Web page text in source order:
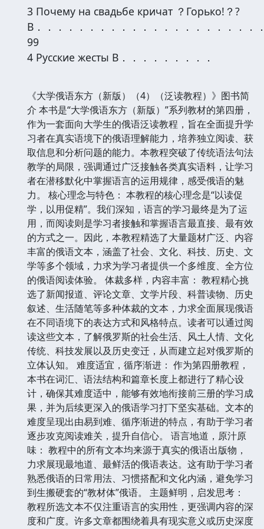
3 Почему на свадьбе кричат ？Горько!？?
B．．．．．．．．．．．．．．．．．．．．．
99
4 Русские жесты B．．．．．．．．．
《大学俄语东方（新版）（4）（泛读教程）》图书简
介 本书是“大学俄语东方（新版）”系列教材的第四册，
作为一套面向大学生的俄语泛读教程，旨在全面提升学
习者在真实语境下的俄语理解能力，培养独立阅读、获
取信息和分析问题的能力。本教程突破了传统语法句法
教学的局限，强调通过广泛接触各类真实语料，让学习
者在潜移默化中掌握语言的运用规律，感受俄语的魅
力。 核心理念与特色： 本教程的核心理念是“以读促
学，以用促精”。我们深知，语言的学习最终是为了运
用，而阅读则是学习者接触和掌握语言最直接、最有效
的方式之一。因此，本教程精选了大量题材广泛、内容
丰富的俄语文本，涵盖了社会、文化、科技、历史、文
学等多个领域，力求为学习者提供一个多维度、全方位
的俄语阅读体验。 体裁多样，内容丰富： 教程精心挑
选了新闻报道、评论文章、文学片段、科普读物、历史
叙述、生活随笔等多种体裁的文本，力求全面展现俄语
在不同语境下的表达方式和风格特点。读者可以通过阅
读这些文本，了解俄罗斯的社会生活、风土人情、文化
传统、科技发展以及历史变迁，从而建立起对俄罗斯的
立体认知。 难度适宜，循序渐进： 作为第四册教程，
本书在词汇、语法结构和篇章长度上都进行了精心设
计，确保其难度适中，能够有效地衔接前三册的学习成
果，并为后续更深入的俄语学习打下坚实基础。文本的
难度呈现出由易到难、循序渐进的特点，有助于学习者
逐步攻克阅读难关，提升自信心。 语言地道，原汁原
味： 教程中的所有文本均来源于真实的俄语出版物，
力求展现最地道、最鲜活的俄语表达。这有助于学习者
熟悉俄语的日常用法、习惯搭配和文化内涵，避免学习
到生搬硬套的“教材体”俄语。 主题鲜明，启发思考：
教程所选文本不仅注重语言的实用性，更强调内容的深
度和广度。许多文章都围绕着具有现实意义或历史深度